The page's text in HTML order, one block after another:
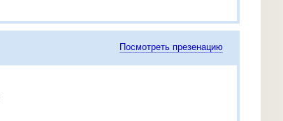
Посмотреть презенацию